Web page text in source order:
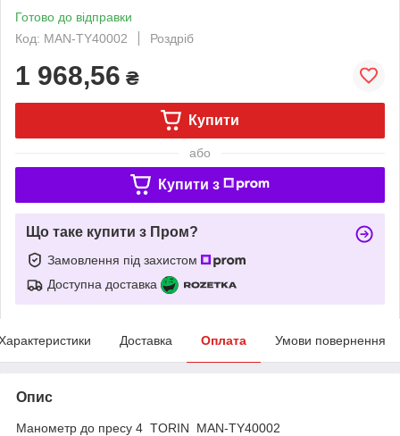
Готово до відправки
Код: MAN-TY40002
Роздріб
1 968,56 ₴
Купити
або
Купити з
Що таке купити з Пром?
Замовлення під захистом
Доступна доставка
Доставка Оплата Умови повернення
Опис
Манометр до пресу 4 TORIN MAN-TY40002